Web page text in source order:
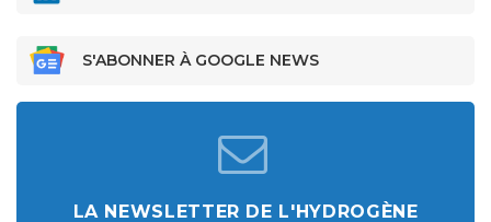
S'ABONNER À GOOGLE NEWS
LA NEWSLETTER DE L'HYDROGÈNE